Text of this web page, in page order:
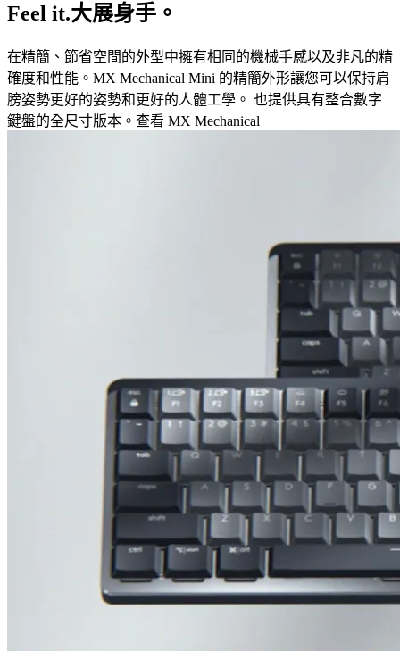
Feel it.大展身手。
在精簡、節省空間的外型中擁有相同的機械手感以及非凡的精
確度和性能。MX Mechanical Mini 的精簡外形讓您可以保持肩
膀姿勢更好的姿勢和更好的人體工學。 也提供具有整合數字
鍵盤的全尺寸版本。查看 MX Mechanical